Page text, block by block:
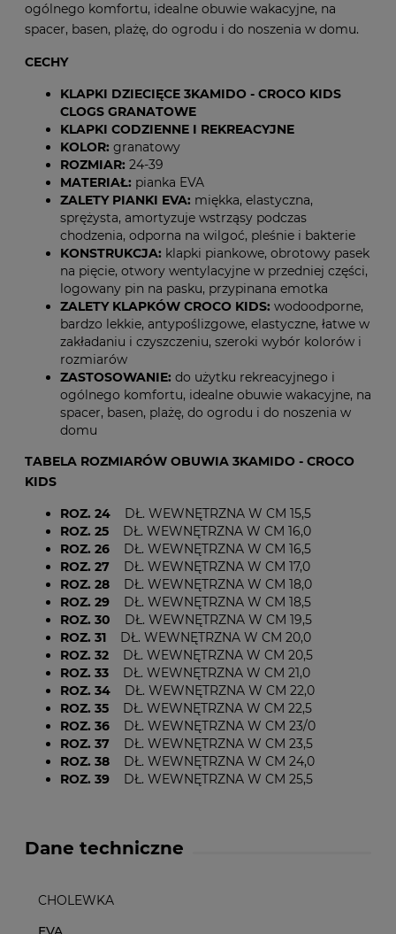
ogólnego komfortu, idealne obuwie wakacyjne, na
spacer, basen, plażę, do ogrodu i do noszenia w domu.
CECHY
KLAPKI DZIECIĘCE 3KAMIDO - CROCO KIDS
CLOGS GRANATOWE
KLAPKI CODZIENNE I REKREACYJNE
KOLOR: granatowy
ROZMIAR: 24-39
MATERIAŁ: pianka EVA
ZALETY PIANKI EVA: miękka, elastyczna,
sprężysta, amortyzuje wstrząsy podczas
chodzenia, odporna na wilgoć, pleśnie i bakterie
KONSTRUKCJA: klapki piankowe, obrotowy pasek
na pięcie, otwory wentylacyjne w przedniej części,
logowany pin na pasku, przypinana emotka
ZALETY KLAPKÓW CROCO KIDS: wodoodporne,
bardzo lekkie, antypoślizgowe, elastyczne, łatwe w
zakładaniu i czyszczeniu, szeroki wybór kolorów i
rozmiarów
ZASTOSOWANIE: do użytku rekreacyjnego i
ogólnego komfortu, idealne obuwie wakacyjne, na
spacer, basen, plażę, do ogrodu i do noszenia w
domu
TABELA ROZMIARÓW OBUWIA 3KAMIDO - CROCO
KIDS
ROZ. 24 DŁ. WEWNĘTRZNA W CM 15,5
ROZ. 25 DŁ. WEWNĘTRZNA W CM 16,0
ROZ. 26 DŁ. WEWNĘTRZNA W CM 16,5
ROZ. 27 DŁ. WEWNĘTRZNA W CM 17,0
ROZ. 28 DŁ. WEWNĘTRZNA W CM 18,0
ROZ. 29 DŁ. WEWNĘTRZNA W CM 18,5
ROZ. 30 DŁ. WEWNĘTRZNA W CM 19,5
ROZ. 31 DŁ. WEWNĘTRZNA W CM 20,0
ROZ. 32 DŁ. WEWNĘTRZNA W CM 20,5
ROZ. 33 DŁ. WEWNĘTRZNA W CM 21,0
ROZ. 34 DŁ. WEWNĘTRZNA W CM 22,0
ROZ. 35 DŁ. WEWNĘTRZNA W CM 22,5
ROZ. 36 DŁ. WEWNĘTRZNA W CM 23/0
ROZ. 37 DŁ. WEWNĘTRZNA W CM 23,5
ROZ. 38 DŁ. WEWNĘTRZNA W CM 24,0
ROZ. 39 DŁ. WEWNĘTRZNA W CM 25,5
Dane techniczne
CHOLEWKA